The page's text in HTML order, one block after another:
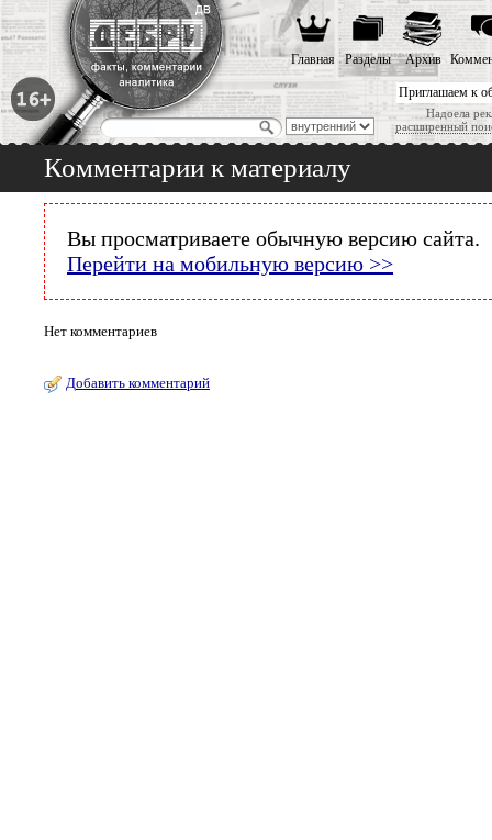
Приглашаем к
Надоела
расширенный
Главная Разделы Архив
Комментарии к материалу
Вы просматриваете обычную версию сайта.
Перейти на мобильную версию >>
Нет комментариев
Добавить комментарий